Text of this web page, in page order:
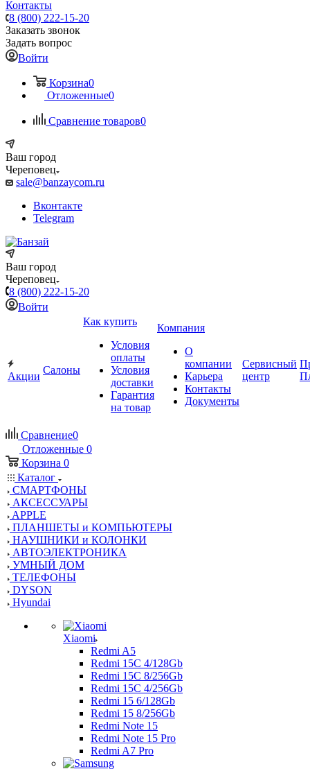
Контакты
8 (800) 222-15-20
Заказать звонок
Задать вопрос
Войти
Корзина0
Отложенные0
Сравнение товаров0
Ваш город
Череповец
sale@banzaycom.ru
Вконтакте
Telegram
Ваш город
Череповец
8 (800) 222-15-20
Войти
Акции
Салоны
Как купить
Условия
оплаты
Условия
доставки
Гарантия
на товар
Компания
О
компании
Карьера
Контакты
Документы
Сервисный
центр
Сравнение0
Отложенные 0
Корзина 0
Каталог
СМАРТФОНЫ
АКСЕССУАРЫ
APPLE
ПЛАНШЕТЫ и КОМПЬЮТЕРЫ
НАУШНИКИ и КОЛОНКИ
АВТОЭЛЕКТРОНИКА
УМНЫЙ ДОМ
ТЕЛЕФОНЫ
DYSON
Hyundai
Xiaomi
Redmi A5
Redmi 15C 4/128Gb
Redmi 15C 8/256Gb
Redmi 15C 4/256Gb
Redmi 15 6/128Gb
Redmi 15 8/256Gb
Redmi Note 15
Redmi Note 15 Pro
Redmi A7 Pro